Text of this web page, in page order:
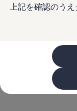
上記を確認のうえ
レビュー
オ
ファイ